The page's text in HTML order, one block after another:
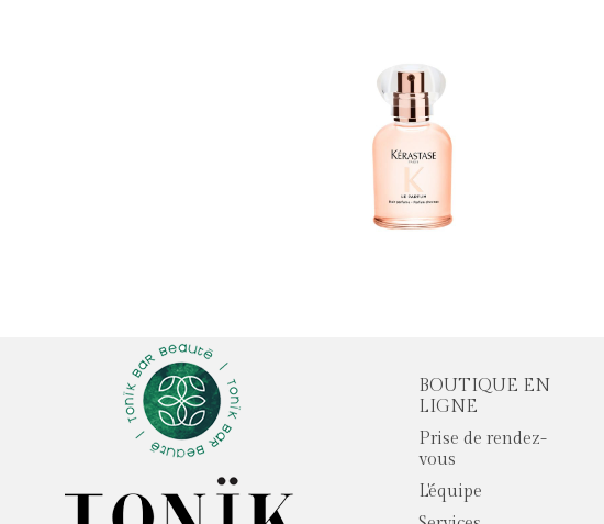
BOUTIQUE EN
LIGNE
Prise de rendez-
vous
L'équipe